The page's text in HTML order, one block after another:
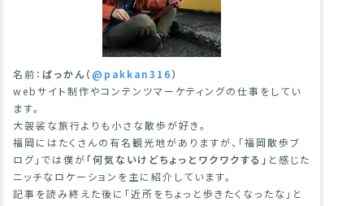
名前： ぱっかん（ @pakkan316）
webサイト制作やコンテンツマーケティングの仕事をしてい
ます。
大袈裟な旅行よりも小さな散歩が好き。
福岡にはたくさんの有名観光地がありますが、「福岡散歩ブ
ログ」では僕が「何気ないけどちょっとワクワクする」 と感じた
ニッチなロケーションを主に紹介しています。
記事を読み終えた後に「近所をちょっと歩きたくなったな」と